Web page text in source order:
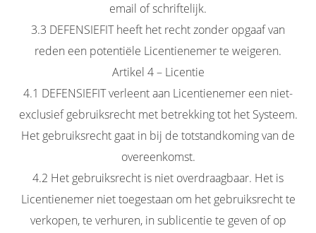
email of schriftelijk.
3.3 DEFENSIEFIT heeft het recht zonder opgaaf van
reden een potentiële Licentienemer te weigeren.
Artikel 4 – Licentie
4.1 DEFENSIEFIT verleent aan Licentienemer een niet-
exclusief gebruiksrecht met betrekking tot het Systeem.
Het gebruiksrecht gaat in bij de totstandkoming van de
overeenkomst.
4.2 Het gebruiksrecht is niet overdraagbaar. Het is
Licentienemer niet toegestaan om het gebruiksrecht te
verkopen, te verhuren, in sublicentie te geven of op